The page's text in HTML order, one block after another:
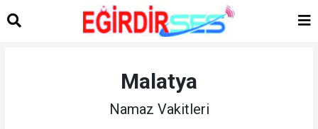
Malatya
Namaz Vakitleri